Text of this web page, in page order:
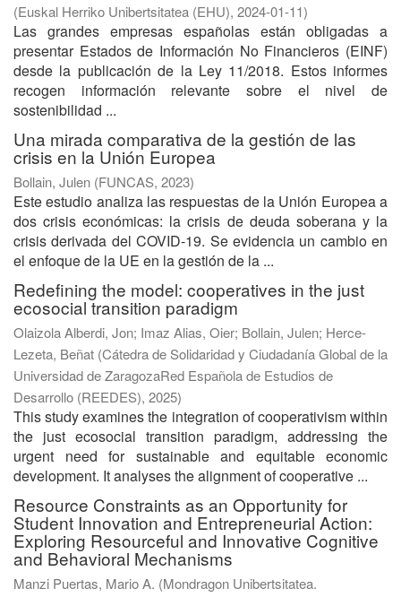
(Euskal Herriko Unibertsitatea (EHU), 2024-01-11)
Las grandes empresas españolas están obligadas a
presentar Estados de Información No Financieros (EINF)
desde la publicación de la Ley 11/2018. Estos informes
recogen información relevante sobre el nivel de
sostenibilidad ...
Una mirada comparativa de la gestión de las
crisis en la Unión Europea
Bollain, Julen (FUNCAS, 2023)
Este estudio analiza las respuestas de la Unión Europea a
dos crisis económicas: la crisis de deuda soberana y la
crisis derivada del COVID-19. Se evidencia un cambio en
el enfoque de la UE en la gestión de la ...
Redefining the model: cooperatives in the just
ecosocial transition paradigm
Olaizola Alberdi, Jon; Imaz Alias, Oier; Bollain, Julen; Herce-
Lezeta, Beñat (Cátedra de Solidaridad y Ciudadanía Global de la
Universidad de ZaragozaRed Española de Estudios de
Desarrollo (REEDES), 2025)
This study examines the integration of cooperativism within
the just ecosocial transition paradigm, addressing the
urgent need for sustainable and equitable economic
development. It analyses the alignment of cooperative ...
Resource Constraints as an Opportunity for
Student Innovation and Entrepreneurial Action:
Exploring Resourceful and Innovative Cognitive
and Behavioral Mechanisms
Manzi Puertas, Mario A. (Mondragon Unibertsitatea.